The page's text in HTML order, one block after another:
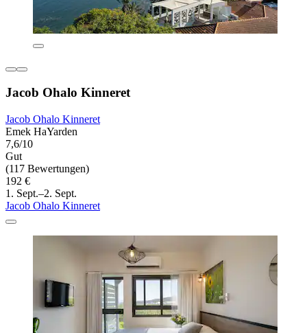
Jacob Ohalo Kinneret
Jacob Ohalo Kinneret
Emek HaYarden
7,6/10
Gut
(117 Bewertungen)
192 €
1. Sept.–2. Sept.
Jacob Ohalo Kinneret